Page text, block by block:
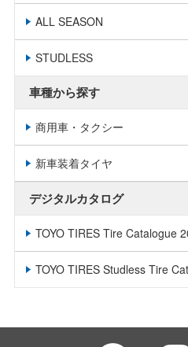
ALL SEASON
STUDLESS
車種から探す
商用車・タクシー
新車装着タイヤ
デジタルカタログ
TOYO TIRES Tire Catalogue
TOYO TIRES Studless Tire